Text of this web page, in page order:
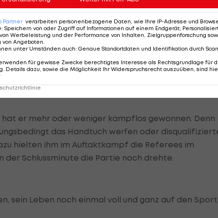
verpassten, sorgte diese Konstellation für
kennt er sich mit Fortune durchaus aus. Seinen
des Weltcups in Warschau 2009. Dieser war
er mehr oder weniger kampflos gewonnen. Denn
das Handtuch werfen oder
hielten ihm im Auftaktkampf die Referees im
der Schlussminute die Partie noch drehte.
sein Leben noch einmal voll und ganz auf den Sport
Partner verarbeiten personenbezogene Daten, wie Ihre IP-Adresse und
: Speichern von oder Zugriff auf Informationen auf einem Endgerät;
Werbeleistung und der Performance von Inhalten, Zielgruppenforschung
von Angeboten.
unter Umständen auch: Genaue Standortdaten und Identifikation durch
für gewisse Zwecke berechtigtes Interesse als Rechtsgrundlage für
Details dazu, sowie die Möglichkeit Ihr Widerspruchsrecht auszuüben, sind